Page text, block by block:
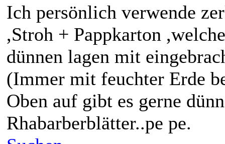
Ich persönlich verwende
,Stroh + Pappkarton
dünnen lagen mit
(Immer mit feuchter Erde
Oben auf gibt es gerne
Rhabarberblätter..pe pe.